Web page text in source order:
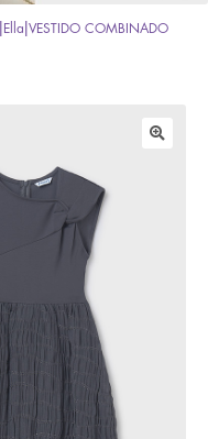
Ella VESTIDO COMBINADO